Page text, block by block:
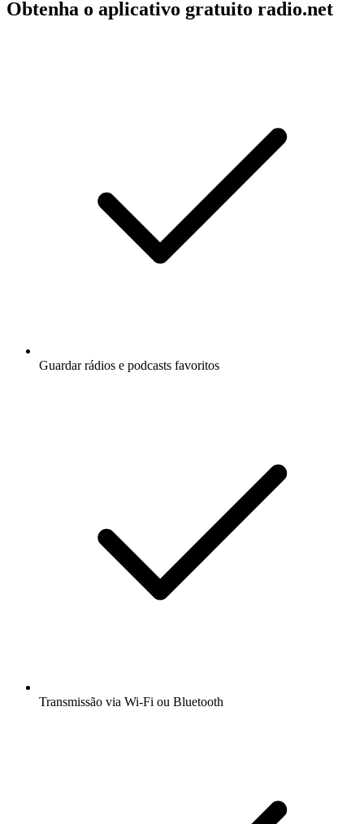
Obtenha o aplicativo gratuito radio.net
Guardar rádios e podcasts favoritos
Transmissão via Wi-Fi ou Bluetooth